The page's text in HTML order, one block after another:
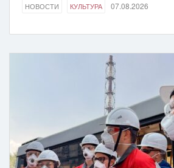
НОВОСТИ КУЛЬТУРА 07.08.2026